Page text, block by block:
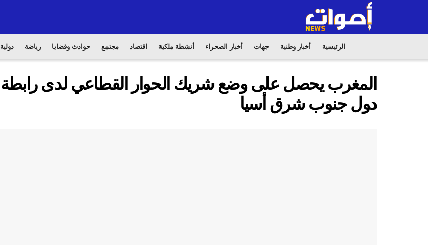
الرئيسية أخبار وطنية جهات أخبار الصحراء أنشطة ملكية اقتصاد مجتمع حوادث وقضايا رياضة دولية
المغرب يحصل على وضع شريك الحوار القطاعي لدى رابطة
دول جنوب شرق أسيا